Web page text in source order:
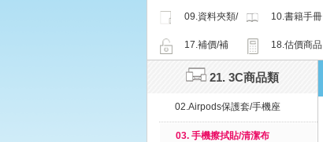
09.資料夾類/
夾鏈密封袋
10.書籍手冊
17.補價/補
檔/紙樣
18.估價商品
21. 3C商品類
02.Airpods保護套/手機座
03. 手機擦拭貼/清潔布